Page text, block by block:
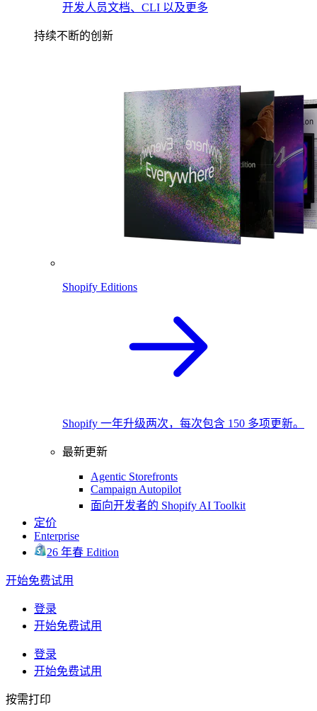
开发人员文档、CLI 以及更多
持续不断的创新
Shopify Editions
Shopify 一年升级两次，每次包含 150 多项更新。
最新更新
Agentic Storefronts
Campaign Autopilot
面向开发者的 Shopify AI Toolkit
定价
Enterprise
26 年春 Edition
开始免费试用
登录
开始免费试用
登录
开始免费试用
按需打印